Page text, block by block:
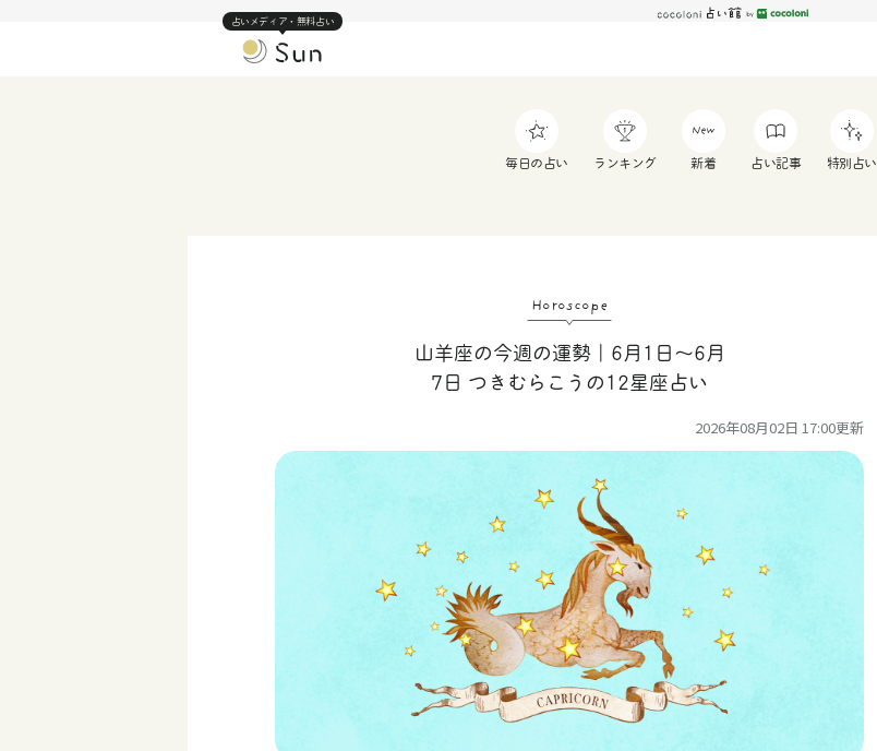
占いメディア・無料占い
毎日の占い ランキング 新着 占い記事 特別占い
Horoscope
山羊座の今週の運勢｜6月1日〜6月
7日 つきむらこうの12星座占い
2026年08月02日 17:00更新